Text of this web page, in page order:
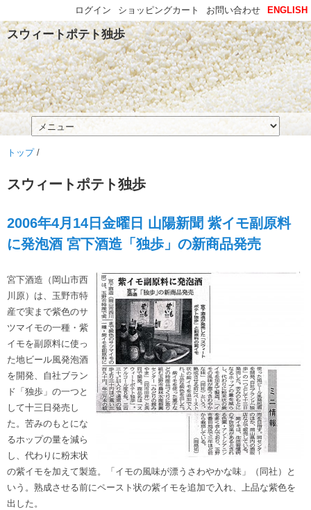
スウィートポテト独歩
トップ/
スウィートポテト独歩
2006年4月14日金曜日 山陽新聞 紫イモ副原料
に発泡酒 宮下酒造「独歩」の新商品発売
宮下酒造（岡山市西
川原）は、玉野市特
産で実まで紫色のサ
ツマイモの一種・紫
イモを副原料に使っ
た地ビール風発泡酒
を開発、自社ブラン
ド「独歩」の一つと
して十三日発売し
た。苦みのもとにな
るホップの量を減ら
し、代わりに粉末状
の紫イモを加えて製造。「イモの風味が漂うさわやかな味」（同社）と
いう。熟成させる前にペースト状の紫イモを追加で入れ、上品な紫色を
出した。
ENGLISH
お問い合わせ
ショッピングカート
ログイン